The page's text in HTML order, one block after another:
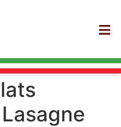
Lasagne